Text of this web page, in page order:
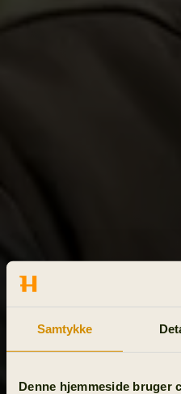
Samtykke
Denne hjemmeside bruger